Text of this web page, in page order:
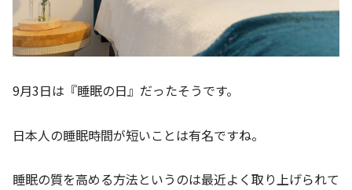
9月3日は『睡眠の日』だったそうです。
日本人の睡眠時間が短いことは有名ですね。
睡眠の質を高める方法というのは最近よく取り上げられて